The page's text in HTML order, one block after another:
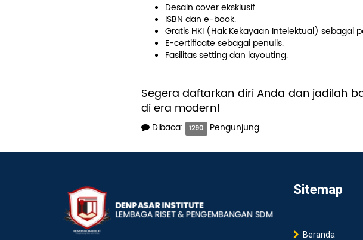
Desain cover eksklusif.
ISBN dan e-book.
Gratis HKI (Hak Kekayaan Intelektual) sebagai
E-certificate sebagai penulis.
Fasilitas setting dan layouting.
Segera daftarkan diri Anda dan jadilah
di era modern!
Dibaca: 1290 Pengunjung
Sitemap
Beranda